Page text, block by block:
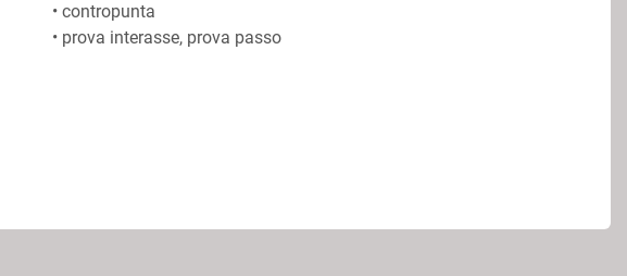
contropunta
prova interasse, prova passo